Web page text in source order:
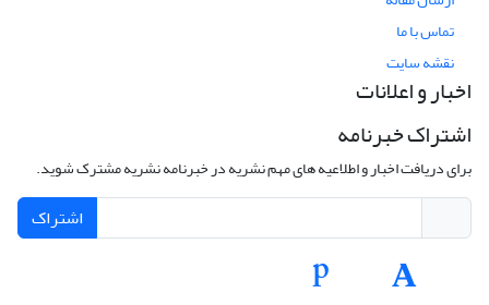
تماس با ما
نقشه سایت
اخبار و اعلانات
اشتراک خبرنامه
برای دریافت اخبار و اطلاعیه های مهم نشریه در خبرنامه نشریه مشترک شوید.
اشتراک